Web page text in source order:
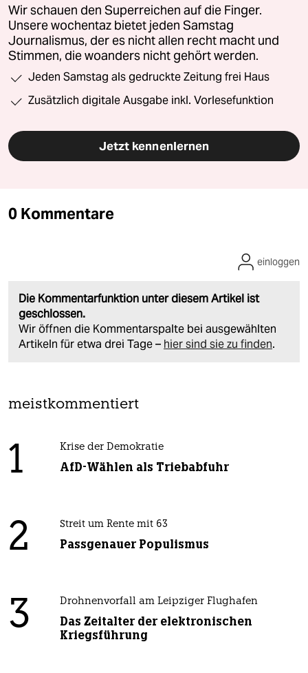
Wir schauen den Superreichen auf die Finger.
Unsere wochentaz bietet jeden Samstag
Journalismus, der es nicht allen recht macht und
Stimmen, die woanders nicht gehört werden.
Jeden Samstag als gedruckte Zeitung frei Haus
Zusätzlich digitale Ausgabe inkl. Vorlesefunktion
Jetzt kennenlernen
0 Kommentare
Die Kommentarfunktion unter diesem Artikel ist
geschlossen.
Wir öffnen die Kommentarspalte bei ausgewählten
Artikeln für etwa drei Tage – hier sind sie zu finden.
einloggen
meistkommentiert
1 Krise der Demokratie
AfD-Wählen als Triebabfuhr
2 Streit um Rente mit 63
Passgenauer Populismus
3 Drohnenvorfall am Leipziger Flughafen
Das Zeitalter der elektronischen
Kriegsführung